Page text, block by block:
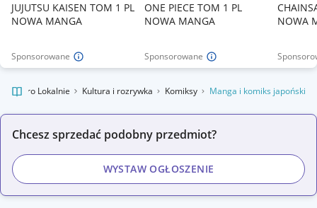
Sponsorowane
JUJUTSU KAISEN TOM 1 PL
NOWA MANGA
Sponsorowane
ONE PIECE TOM 1 PL
NOWA MANGA
NOWA
Allegro Lokalnie Kultura i rozrywka Komiksy Manga i komiks japoński
Chcesz sprzedać podobny przedmiot?
WYSTAW OGŁOSZENIE